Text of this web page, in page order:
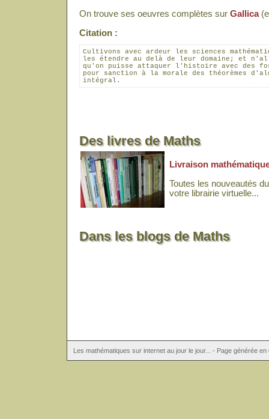
On trouve ses oeuvres complètes sur Gallica
Citation :
Cultivons avec ardeur les sciences
les étendre au delà de leur domaine; et
qu'on puisse attaquer l'histoire avec des
pour sanction à la morale des théorèmes
intégral.
Des livres de Maths
Livraison
Toutes les nouveautés
votre librairie virtuelle...
Dans les blogs de Maths
Les mathématiques sur internet au jour le jour... - Page générée